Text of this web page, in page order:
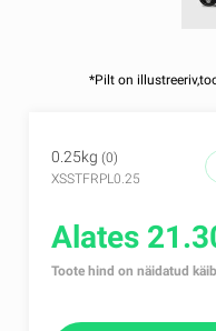
*Pilt on
0.25kg(0)
XSSTFRPL0.25
Alates
Toote hind on näidatud